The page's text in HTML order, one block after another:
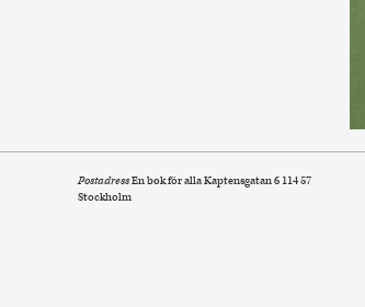
PostadressEn bok för alla Kaptensgatan 6 114 57
Stockholm